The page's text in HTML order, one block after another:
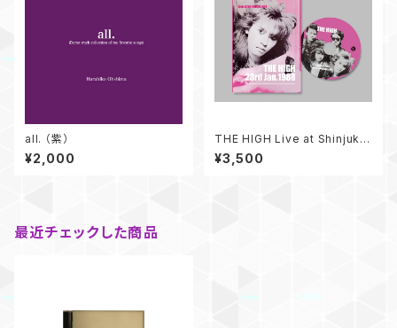
all. （紫）
¥2,000
THE HIGH Live at Shinjuku
LOFT 23rd Jan.1988(DVD)
¥3,500
最近チェックした商品